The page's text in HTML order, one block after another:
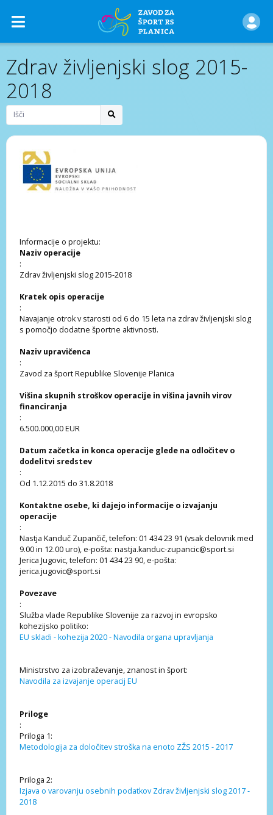
Zdrav življenjski slog 2015-
2018
Informacije o projektu:
Naziv operacije
:
Zdrav življenjski slog 2015-2018
Kratek opis operacije
:
Navajanje otrok v starosti od 6 do 15 leta na zdrav življenjski slog
s pomočjo dodatne športne aktivnosti.
Naziv upravičenca
:
Zavod za šport Republike Slovenije Planica
Višina skupnih stroškov operacije in višina javnih virov
financiranja
:
6.500.000,00 EUR
Datum začetka in konca operacije glede na odločitev o
dodelitvi sredstev
:
Od 1.12.2015 do 31.8.2018
Kontaktne osebe, ki dajejo informacije o izvajanju
operacije
:
Nastja Kanduč Zupančič, telefon: 01 434 23 91 (vsak delovnik med
9.00 in 12.00 uro), e-pošta: nastja.kanduc-zupancic@sport.si
Jerica Jugovic, telefon: 01 434 23 90, e-pošta:
jerica.jugovic@sport.si
Povezave
:
Služba vlade Republike Slovenije za razvoj in evropsko
kohezijsko politiko:
EU skladi - kohezija 2020 - Navodila organa upravljanja
Ministrstvo za izobraževanje, znanost in šport:
Navodila za izvajanje operacij EU
Priloge
:
Priloga 1:
Metodologija za določitev stroška na enoto ZŽS 2015 - 2017
Priloga 2:
Izjava o varovanju osebnih podatkov Zdrav življenjski slog 2017 -
2018